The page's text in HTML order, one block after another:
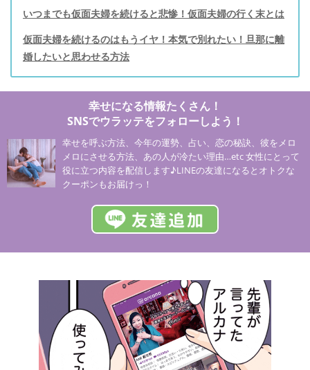
いつまでも仮面夫婦を続けると悲惨！仮面夫婦の行く末とは
仮面夫婦を続けるのはもうイヤ！本気で別れたい！旦那に離
婚したいと思わせる方法
幸せになる情報たくさん！
SNSでウラッテをフォローしよう！
幸せを呼ぶ方法、今年の運勢、占い、恋の秘訣、彼をメロ
メロにさせる方法、あの人が冷たい理由…etc 女性にとって
役に立つ内容を配信します♪LINEの友達になるとオトクな
クーポンもお届けっ！